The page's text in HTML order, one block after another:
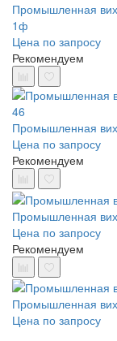
Промышленная
1ф
Цена по запросу
Рекомендуем
Промышленная
Цена по запросу
Рекомендуем
Промышленная
Цена по запросу
Рекомендуем
Промышленная
Цена по запросу